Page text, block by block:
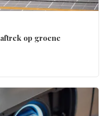
op groene